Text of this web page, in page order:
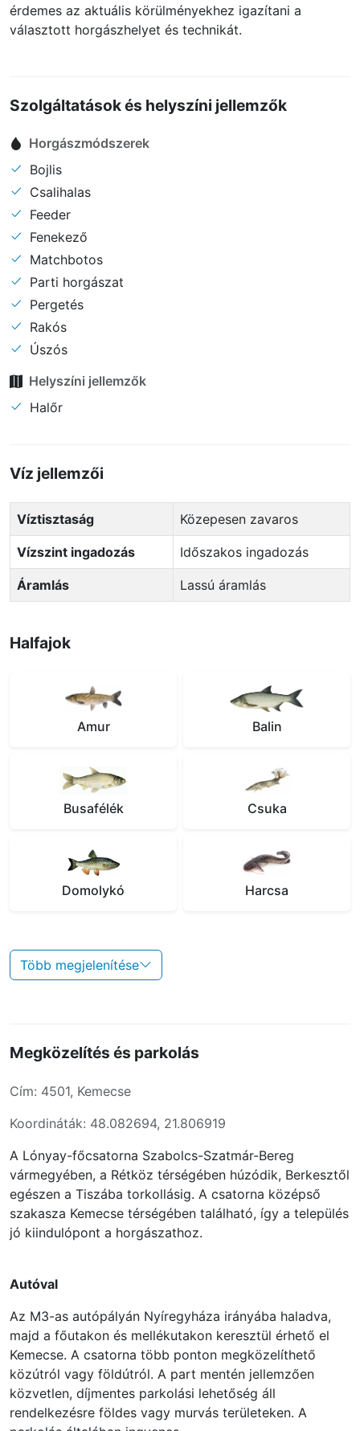
érdemes az aktuális körülményekhez igazítani a
választott horgászhelyet és technikát.
Szolgáltatások és helyszíni jellemzők
Horgászmódszerek
Bojlis
Csalihalas
Feeder
Fenekező
Matchbotos
Parti horgászat
Pergetés
Rakós
Úszós
Helyszíni jellemzők
Halőr
Víz jellemzői
Víztisztaság Közepesen zavaros
Vízszint ingadozás Időszakos ingadozás
Áramlás Lassú áramlás
Halfajok
Amur Balin
Busafélék Csuka
Domolykó Harcsa
Több megjelenítése
Megközelítés és parkolás
Cím: 4501, Kemecse
Koordináták: 48.082694, 21.806919
A Lónyay-főcsatorna Szabolcs-Szatmár-Bereg
vármegyében, a Rétköz térségében húzódik, Berkesztől
egészen a Tiszába torkollásig. A csatorna középső
szakasza Kemecse térségében található, így a település
jó kiindulópont a horgászathoz.
Autóval
Az M3-as autópályán Nyíregyháza irányába haladva,
majd a főutakon és mellékutakon keresztül érhető el
Kemecse. A csatorna több ponton megközelíthető
közútról vagy földútról. A part mentén jellemzően
közvetlen, díjmentes parkolási lehetőség áll
rendelkezésre földes vagy murvás területeken. A